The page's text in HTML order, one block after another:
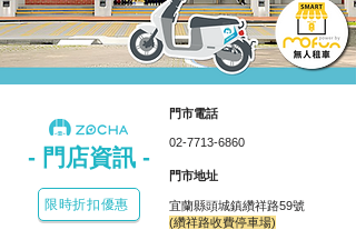
-​ 門店資訊 -
限時折扣優惠
​門市電話
02-7713-6860
​門市地址
宜蘭縣頭城鎮纘祥路59號
(纘祥路收費停車場)